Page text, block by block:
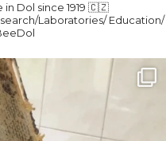
in Dol since 1919 🇨🇿
Laboratories/ Education/